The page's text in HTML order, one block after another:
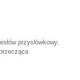
przysłówkowy,